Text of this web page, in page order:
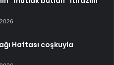
Haftası coşkuyla